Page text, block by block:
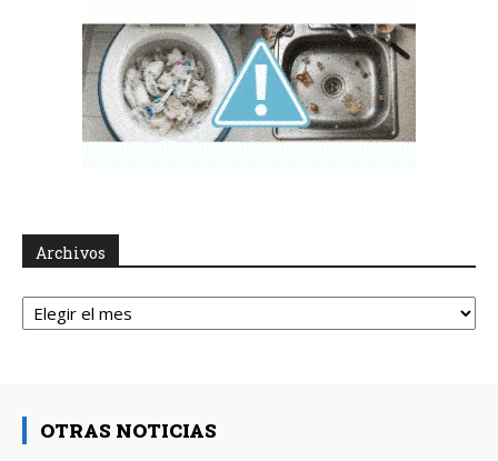
Archivos
Archivos
OTRAS NOTICIAS